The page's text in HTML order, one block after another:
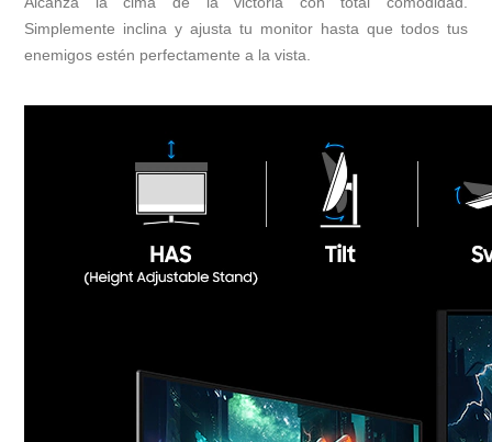
Simplemente inclina y ajusta tu monitor hasta que todos tus
enemigos estén perfectamente a la vista.